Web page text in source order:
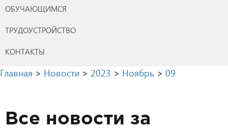
ОБУЧАЮЩИМСЯ
ТРУДОУСТРОЙСТВО
КОНТАКТЫ
Главная > Новости > 2023 > Ноябрь > 09
Все новости за